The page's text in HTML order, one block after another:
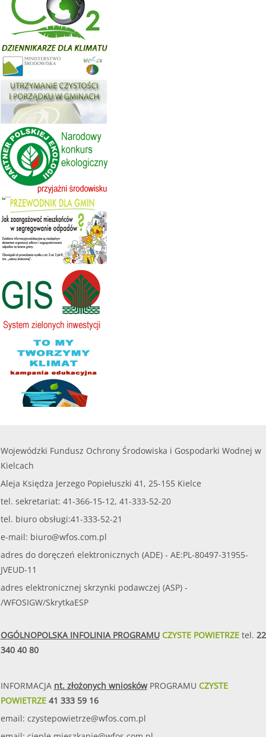
Wojewódzki Fundusz Ochrony Środowiska i Gospodarki Wodnej w
Kielcach
Aleja Księdza Jerzego Popiełuszki 41, 25-155 Kielce
tel. sekretariat: 41-366-15-12, 41-333-52-20
tel. biuro obsługi:41-333-52-21
e-mail: biuro@wfos.com.pl
adres do doręczeń elektronicznych (ADE) - AE:PL-80497-31955-
JVEUD-11
adres elektronicznej skrzynki podawczej (ASP) -
/WFOSIGW/SkrytkaESP
OGÓLNOPOLSKA INFOLINIA PROGRAMUCZYSTE POWIETRZEtel. 22
340 40 80
INFORMACJA nt. złożonych wnioskówPROGRAMU CZYSTE
POWIETRZE41 333 59 16
email: czystepowietrze@wfos.com.pl